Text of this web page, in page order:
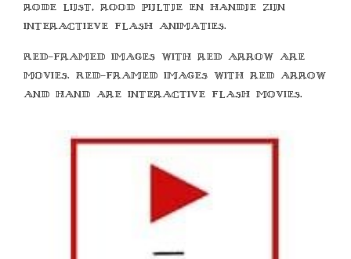
rode lijst, rood pijltje en handje zijn
interactieve flash animaties.
Red-framed images with red arrow are
movies. Red-framed images with red arrow
and hand are interactive flash movies.